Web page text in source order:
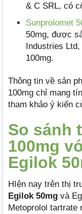
& C SRL, có
Sunprolomet
50mg, được
Industries
100mg.
Thông tin về sản
100mg chỉ mang
tham khảo ý kiến
So sánh
100mg
Egilok
HIện nay trên thị
Egilok 50mg và
Metoprolol